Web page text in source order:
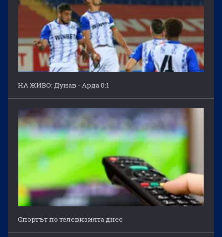
НА ЖИВО: Дунав - Арда 0:1
Спортът по телевизията днес